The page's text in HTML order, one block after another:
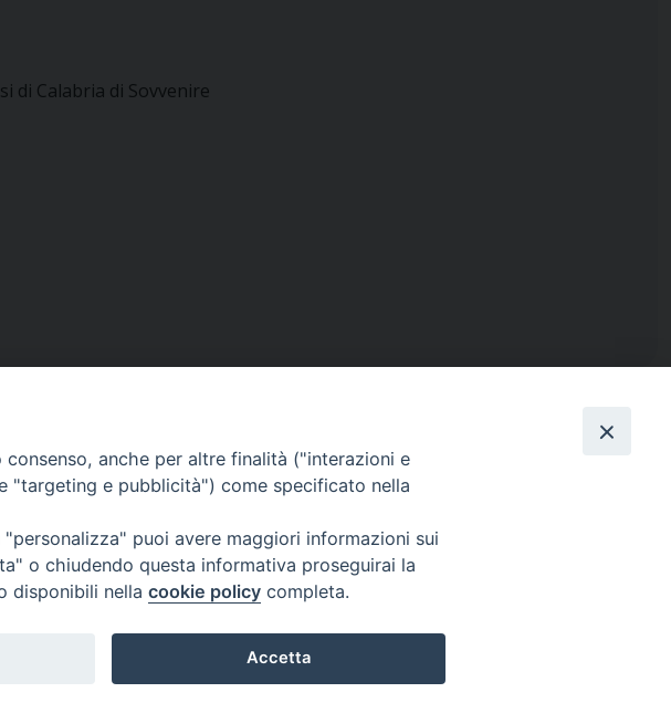
di Calabria di Sovvenire
MODULISTICA
WEBMAIL
RENDICONTO 8X1000
anche per altre finalità ("interazioni e
"targeting e pubblicità") come specificato nella
puoi avere maggiori informazioni sui
o chiudendo questa informativa proseguirai la
disponibili nella cookie policy completa.
Accetta